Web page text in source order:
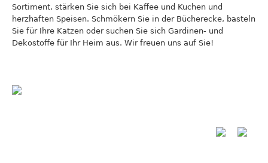
Sortiment, stärken Sie sich bei Kaffee und Kuchen und
herzhaften Speisen. Schmökern Sie in der Bücherecke, basteln
Sie für Ihre Katzen oder suchen Sie sich Gardinen- und
Dekostoffe für Ihr Heim aus. Wir freuen uns auf Sie!